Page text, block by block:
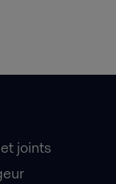
joints